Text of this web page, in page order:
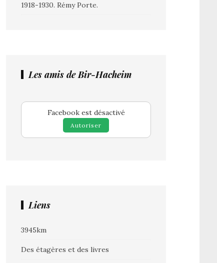
1918-1930. Rémy Porte.
Les amis de Bir-Hacheim
Facebook est désactivé
Autoriser
Liens
3945km
Des étagères et des livres